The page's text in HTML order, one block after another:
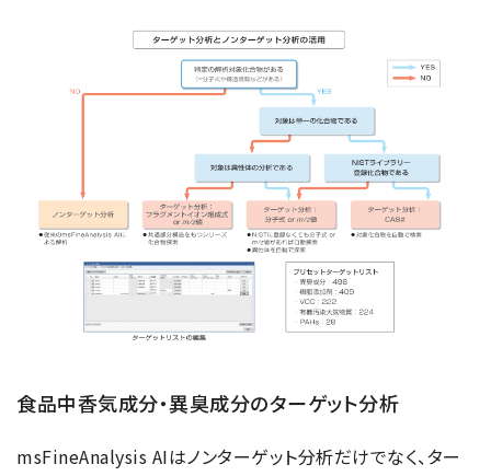
食品中香気成分・異臭成分のターゲット分析
msFineAnalysis AIはノンターゲット分析だけでなく、ター